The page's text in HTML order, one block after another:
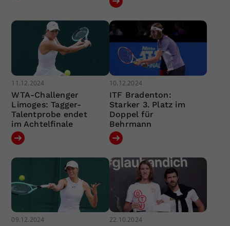
11.12.2024
WTA-Challenger
Limoges: Tagger-
Talentprobe endet
im Achtelfinale
10.12.2024
ITF Bradenton:
Starker 3. Platz im
Doppel für
Behrmann
09.12.2024 22.10.2024